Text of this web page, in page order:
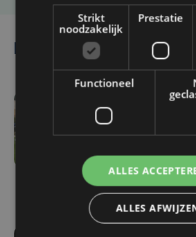
Zulte
Strikt
noodzakelijk
Prestatie
Functioneel
ALLES
ALLES